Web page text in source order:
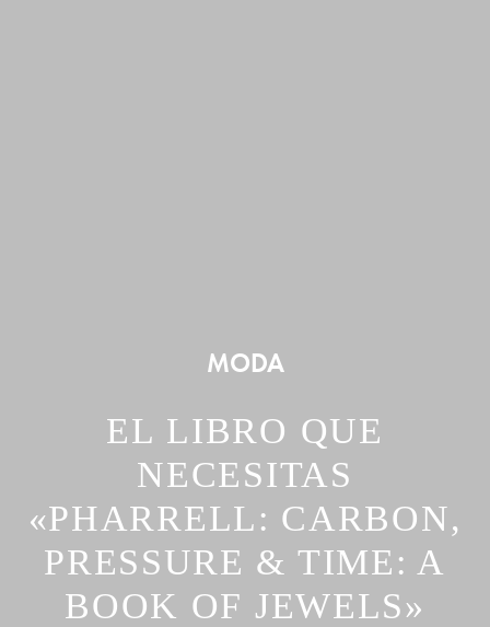
MODA
EL LIBRO QUE
NECESITAS
«PHARRELL: CARBON,
PRESSURE & TIME: A
BOOK OF JEWELS»